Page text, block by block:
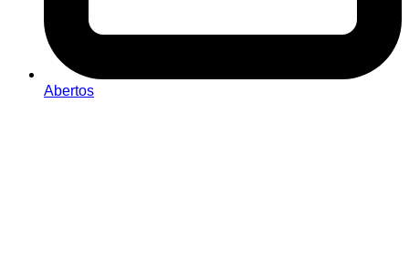
Abertos